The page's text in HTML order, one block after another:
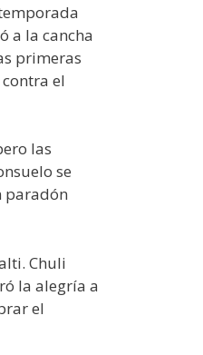
a la cancha
primeras
el
las
se
paradón
Chuli
la alegría a
el